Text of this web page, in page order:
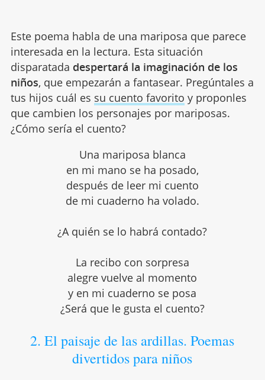
Este poema habla de una mariposa que parece
interesada en la lectura. Esta situación
disparatada despertará la imaginación de los
niños, que empezarán a fantasear. Pregúntales a
tus hijos cuál es su cuento favorito y proponles
que cambien los personajes por mariposas.
¿Cómo sería el cuento?
Una mariposa blanca
en mi mano se ha posado,
después de leer mi cuento
de mi cuaderno ha volado.
¿A quién se lo habrá contado?
La recibo con sorpresa
alegre vuelve al momento
y en mi cuaderno se posa
¿Será que le gusta el cuento?
2. El paisaje de las ardillas. Poemas
divertidos para niños